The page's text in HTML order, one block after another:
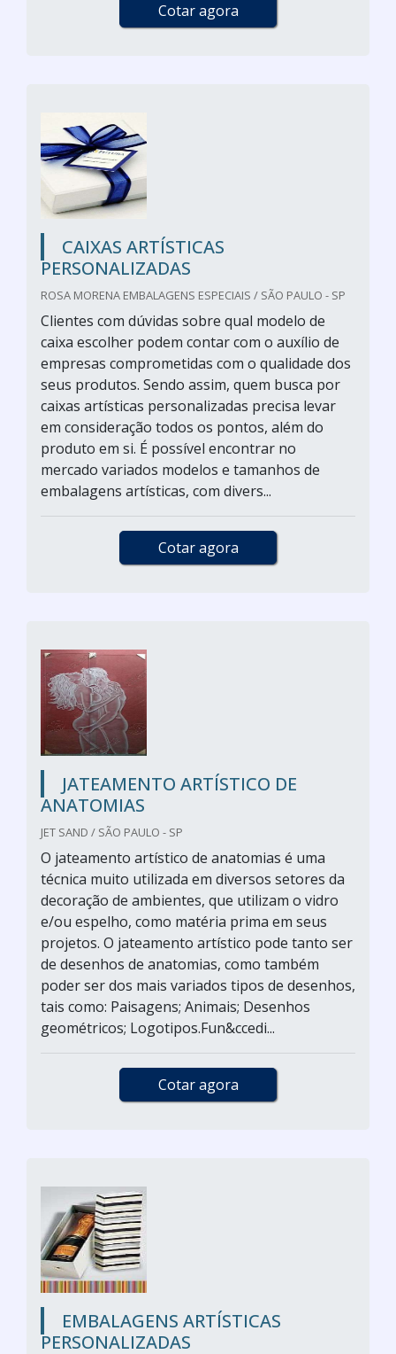
Cotar agora
CAIXAS ARTÍSTICAS
PERSONALIZADAS
ROSA MORENA EMBALAGENS ESPECIAIS / SÃO PAULO - SP
Clientes com dúvidas sobre qual modelo de
caixa escolher podem contar com o auxílio de
empresas comprometidas com o qualidade dos
seus produtos. Sendo assim, quem busca por
caixas artísticas personalizadas precisa levar
em consideração todos os pontos, além do
produto em si. É possível encontrar no
mercado variados modelos e tamanhos de
embalagens artísticas, com divers...
Cotar agora
JATEAMENTO ARTÍSTICO DE
ANATOMIAS
JET SAND / SÃO PAULO - SP
O jateamento artístico de anatomias é uma
técnica muito utilizada em diversos setores da
decoração de ambientes, que utilizam o vidro
e/ou espelho, como matéria prima em seus
projetos. O jateamento artístico pode tanto ser
de desenhos de anatomias, como também
poder ser dos mais variados tipos de desenhos,
tais como: Paisagens; Animais; Desenhos
geométricos; Logotipos.Fun&ccedi...
Cotar agora
EMBALAGENS ARTÍSTICAS
PERSONALIZADAS